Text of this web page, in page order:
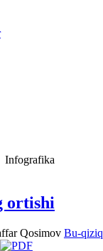
Infografika
ortishi
Qosimov Bu-qiziq